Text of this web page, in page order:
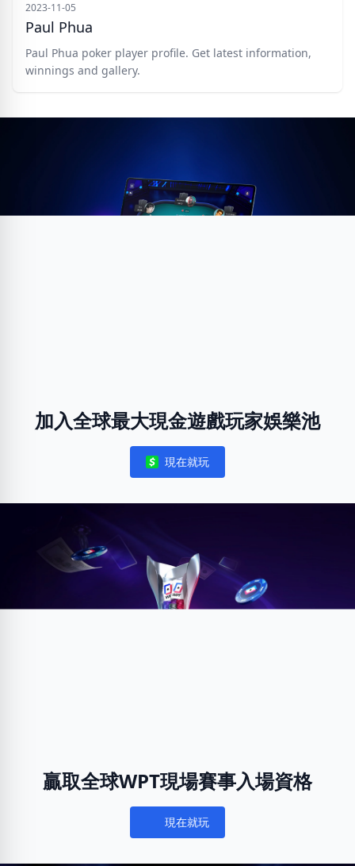
2023-11-05
Paul Phua
Paul Phua poker player profile. Get latest information,
winnings and gallery.
加入全球最大現金遊戲玩家娛樂池
Notifications
現在就玩
贏取全球WPT現場賽事入場資格
Notifications
現在就玩